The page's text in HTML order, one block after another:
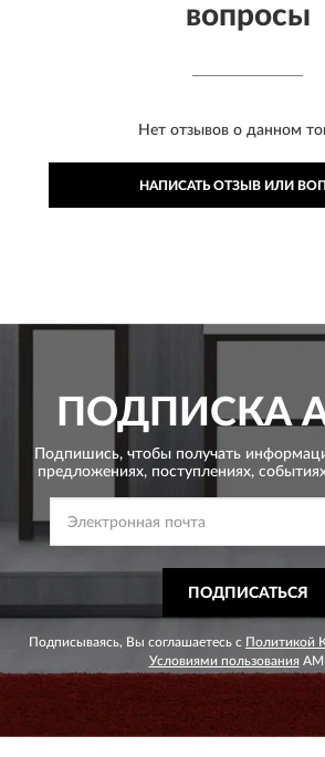
вопросы
Нет отзывов о данном
НАПИСАТЬ ОТЗЫВ ИЛИ
ПОДПИСКА
Подпишись, чтобы получать
предложениях, поступлениях,
ПОДПИСАТЬСЯ
Подписываясь, Вы соглашаетесь с Политикой
Условиями пользования AM